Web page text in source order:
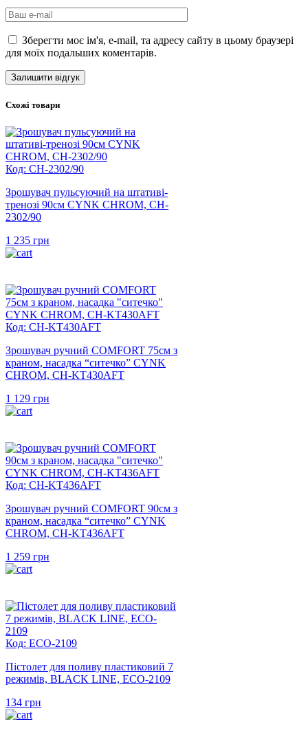
Зберегти моє ім'я, e-mail, та адресу сайту в цьому браузері
для моїх подальших коментарів.
Схожі товари
Код: CH-2302/90
Зрошувач пульсуючий на штативі-
тренозі 90см CYNK CHROM, CH-
2302/90
1 235 грн
Код: CH-KT430AFT
Зрошувач ручний COMFORT 75см з
краном, насадка “ситечко” CYNK
CHROM, CH-KT430AFT
1 129 грн
Код: CH-KT436AFT
Зрошувач ручний COMFORT 90см з
краном, насадка “ситечко” CYNK
CHROM, CH-KT436AFT
1 259 грн
Код: ECO-2109
Пістолет для поливу пластиковий 7
режимів, BLACK LINE, ECO-2109
134 грн